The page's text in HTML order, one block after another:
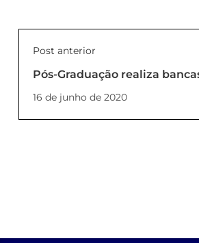
Post anterior
Pós-Graduação realiza
16 de junho de 2020